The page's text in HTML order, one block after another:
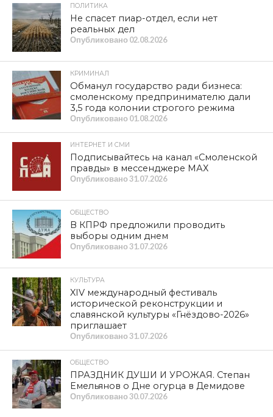
ПОЛИТИКА
Не спасет пиар-отдел, если нет
реальных дел
Опубликовано 02.08.2026
КРИМИНАЛ
Обманул государство ради бизнеса:
смоленскому предпринимателю дали
3,5 года колонии строгого режима
Опубликовано 01.08.2026
ИНТЕРНЕТ И СМИ
Подписывайтесь на канал «Смоленской
правды» в мессенджере МАХ
Опубликовано31.07.2026
ОБЩЕСТВО
В КПРФ предложили проводить
выборы одним днем
Опубликовано31.07.2026
КУЛЬТУРА
XIV международный фестиваль
исторической реконструкции и
славянской культуры «Гнёздово-2026»
приглашает
Опубликовано31.07.2026
ОБЩЕСТВО
ПРАЗДНИК ДУШИ И УРОЖАЯ. Степан
Емельянов о Дне огурца в Демидове
Опубликовано30.07.2026